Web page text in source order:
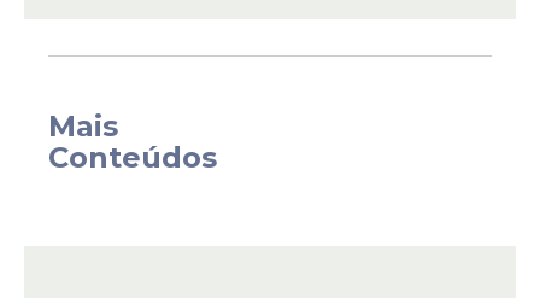
Para participar, os interessados devem
acessar a
plataforma SisSel
da Secretaria de Educação, e preencher o
Mais
Conteúdos